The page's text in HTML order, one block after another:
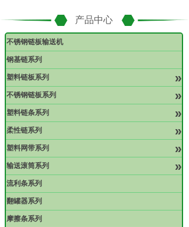
产品中心
不锈钢链板输送机
钢基链系列
塑料链板系列 »
不锈钢链板系列 »
塑料链条系列 »
柔性链系列 »
塑料网带系列 »
输送滚筒系列 »
流利条系列
翻罐器系列
摩擦条系列